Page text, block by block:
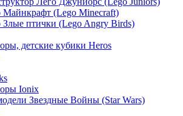
Майнкрафт (Lego Minecraft)
Злые птички (Lego Angry Birds)
детские кубики Heros
Ionix
Звездные Войны (Star Wars)